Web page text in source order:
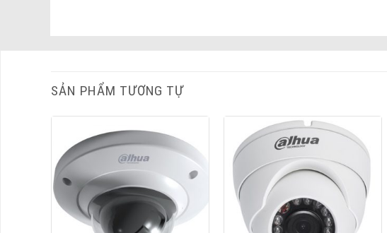
SẢN PHẨM TƯƠNG TỰ